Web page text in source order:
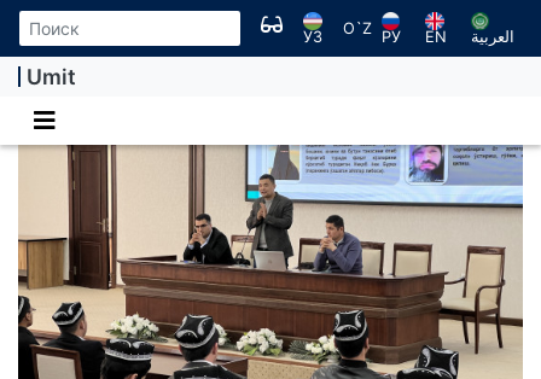
УЗ
O`Z
РУ EN العربية
Umit